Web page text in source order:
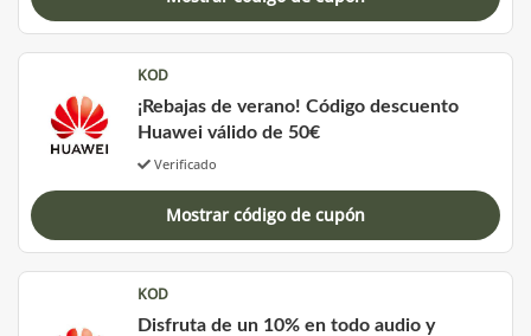
KOD
¡Rebajas de verano! Código descuento
Huawei válido de 50€
Verificado
Mostrar código de cupón
KOD
Disfruta de un 10% en todo audio y